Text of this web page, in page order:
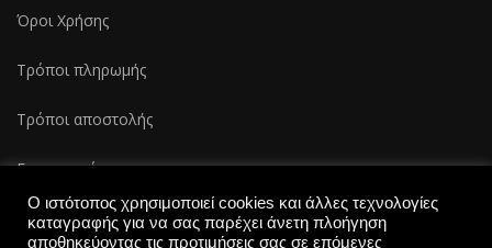
Όροι Χρήσης
Τρόποι πληρωμής
Τρόποι αποστολής
Επικοινωνία
Ο ιστότοπος χρησιμοποιεί cookies και άλλες τεχνολογίες
καταγραφής για να σας παρέχει άνετη πλοήγηση
αποθηκεύοντας τις προτιμήσεις σας σε επόμενες